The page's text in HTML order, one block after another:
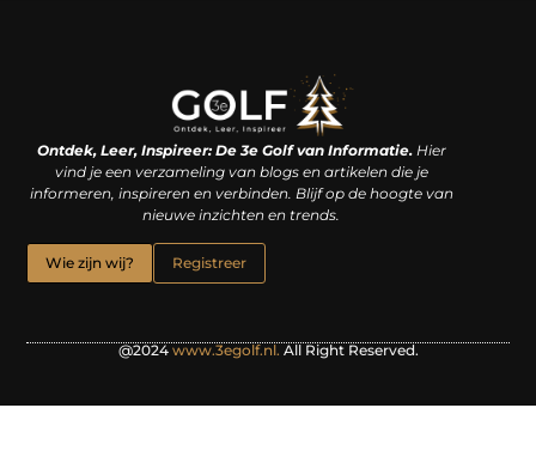
Ontdek, Leer, Inspireer: De 3e Golf van Informatie.Hier
vind je een verzameling van blogs en artikelen die je
informeren, inspireren en verbinden. Blijf op de hoogte van
nieuwe inzichten en trends.
Wie zijn wij? Registreer
@2024www.3egolf.nl.All Right Reserved.